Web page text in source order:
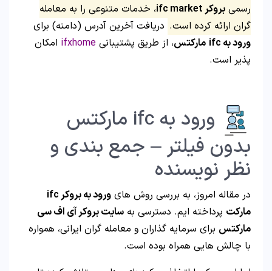
رسمی بروکر ifc market
، خدمات متنوعی را به معامله
گران ارائه کرده است. دریافت آخرین آدرس (دامنه) برای
ورود به ifc
مارکتس، از طریق پشتیبانی ifxhome امکان
پذیر است.
ورود به ifc مارکتس
بدون فیلتر – جمع بندی و
نظر نویسنده
در مقاله امروز، به بررسی روش های
ورود به بروکر ifc
مارکت پرداخته ایم. دسترسی به سایت بروکر آی اف سی
مارکتس برای سرمایه گذاران و معامله گران ایرانی، همواره
با چالش هایی همراه بوده است.